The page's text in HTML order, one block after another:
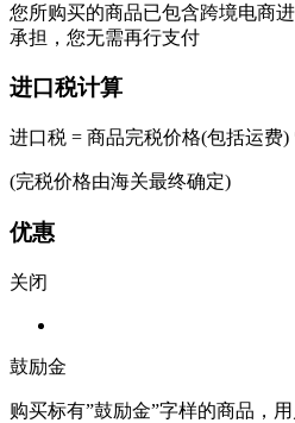
您所购买的商品已包含跨境电商
承担，您无需再行支付
进口税计算
进口税 = 商品完税价格(包括运费)
(完税价格由海关最终确定)
优惠
关闭
鼓励金
购买标有”鼓励金”字样的商品，